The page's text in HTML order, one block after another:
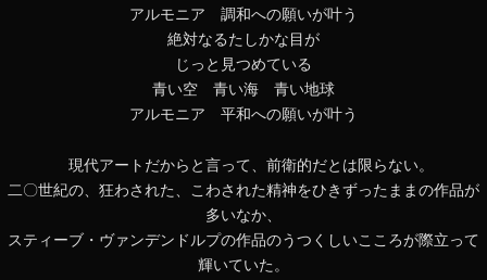
アルモニア 調和への願いが叶う
絶対なるたしかな目が
じっと見つめている
青い空 青い海 青い地球
アルモニア 平和への願いが叶う
現代アートだからと言って、前衛的だとは限らない。
二〇世紀の、狂わされた、こわされた精神をひきずったままの作品が
多いなか、
スティーブ・ヴァンデンドルプの作品のうつくしいこころが際立って
輝いていた。